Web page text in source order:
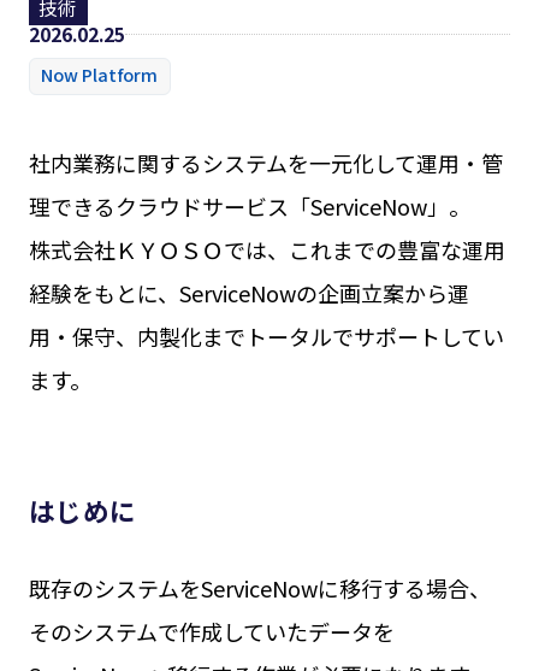
お問い合わせフォーム
技術
2026.02.25
Now Platform
社内業務に関するシステムを一元化して運用・管
理できるクラウドサービス「ServiceNow」。
株式会社ＫＹＯＳＯでは、これまでの豊富な運用
経験をもとに、ServiceNowの企画立案から運
用・保守、内製化までトータルでサポートしてい
ます。
はじめに
既存のシステムをServiceNowに移行する場合、
そのシステムで作成していたデータを